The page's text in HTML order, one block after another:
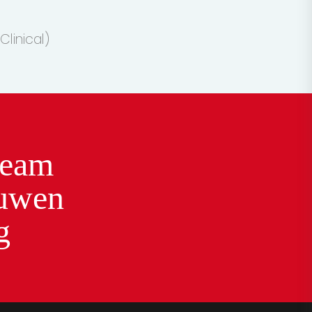
Clinical)